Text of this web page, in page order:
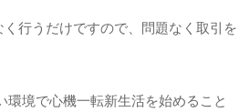
く行うだけですので、問題なく取引を
境で心機一転新生活を始めること